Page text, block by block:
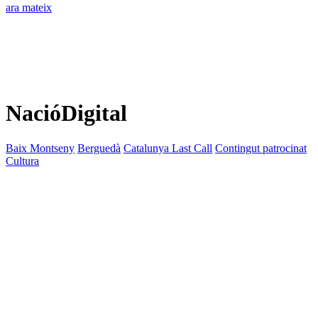
ara mateix
NacióDigital
Baix Montseny Berguedà Catalunya Last Call Contingut patrocinat
Cultura